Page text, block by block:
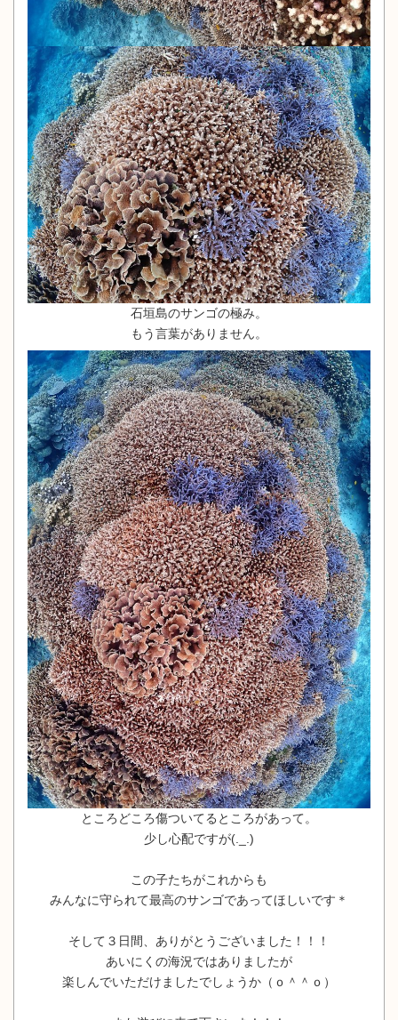
石垣島のサンゴの極み。
もう言葉がありません。
ところどころ傷ついてるところがあって。
少し心配ですが(._.)
この子たちがこれからも
みんなに守られて最高のサンゴであってほしいです＊
そして３日間、ありがとうございました！！！
あいにくの海況ではありましたが
楽しんでいただけましたでしょうか（ｏ＾＾ｏ）